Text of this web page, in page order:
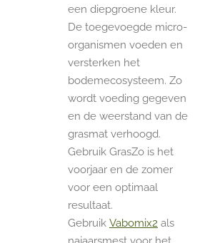
een diepgroene kleur.
De toegevoegde micro-
organismen voeden en
versterken het
bodemecosysteem. Zo
wordt voeding gegeven
en de weerstand van de
grasmat verhoogd.
Gebruik GrasZo is het
voorjaar en de zomer
voor een optimaal
resultaat.
Gebruik Vabomix2 als